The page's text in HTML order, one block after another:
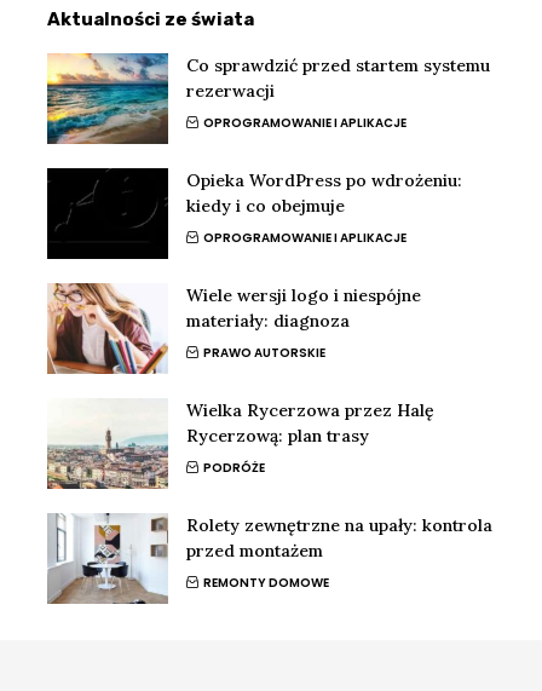
Aktualności ze świata
Co sprawdzić przed startem systemu
rezerwacji
OPROGRAMOWANIE I APLIKACJE
Opieka WordPress po wdrożeniu:
kiedy i co obejmuje
OPROGRAMOWANIE I APLIKACJE
Wiele wersji logo i niespójne
materiały: diagnoza
PRAWO AUTORSKIE
Wielka Rycerzowa przez Halę
Rycerzową: plan trasy
PODRÓŻE
Rolety zewnętrzne na upały: kontrola
przed montażem
REMONTY DOMOWE